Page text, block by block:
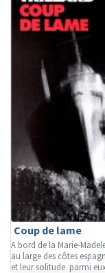
Coup de lame
A bord de la Marie-
au large des côtes
et leur solitude. parmi